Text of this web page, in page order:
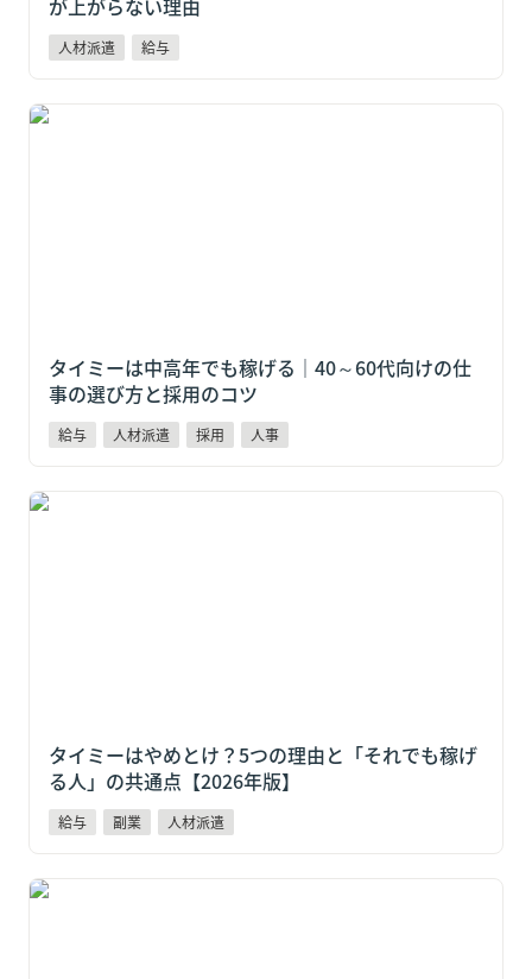
が上がらない理由
人材派遣 給与
タイミーは中高年でも稼げる｜40～60代向けの仕事の
タイミーは中高年でも稼げる｜40～60代向けの仕
事の選び方と採用のコツ
給与 人材派遣 採用 人事
タイミーはやめとけ？5つの理由と「それでも稼げる
タイミーはやめとけ？5つの理由と「それでも稼げ
る人」の共通点【2026年版】
給与 副業 人材派遣
【住民税に注意】タイミーの副業が会社にバレる仕組